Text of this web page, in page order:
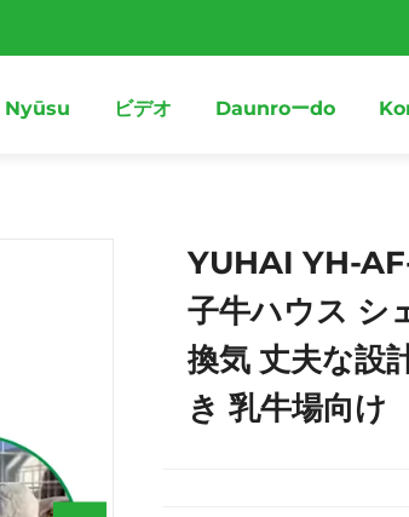
Nyūsu ビデオ Daunroーdo
YUHAI YH-
子牛ハウス シ
換気 丈夫な設
き 乳牛場向け